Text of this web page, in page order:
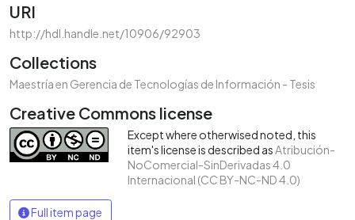
URI
http://hdl.handle.net/10906/92903
Collections
Maestría en Gerencia de Tecnologías de Información - Tesis
Creative Commons license
Except where otherwised noted, this
item's license is described asAtribución-
NoComercial-SinDerivadas 4.0
Internacional (CC BY-NC-ND 4.0)
Full item page